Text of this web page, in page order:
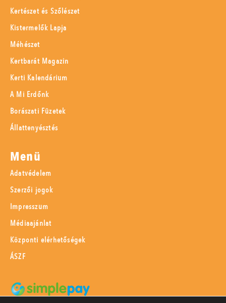
Kertészet és Szőlészet
Kistermelők Lapja
Méhészet
Kertbarát Magazin
Kerti Kalendárium
A Mi Erdőnk
Borászati Füzetek
Állattenyésztés
Menü
Adatvédelem
Szerzői jogok
Impresszum
Médiaajánlat
Központi elérhetőségek
ÁSZF